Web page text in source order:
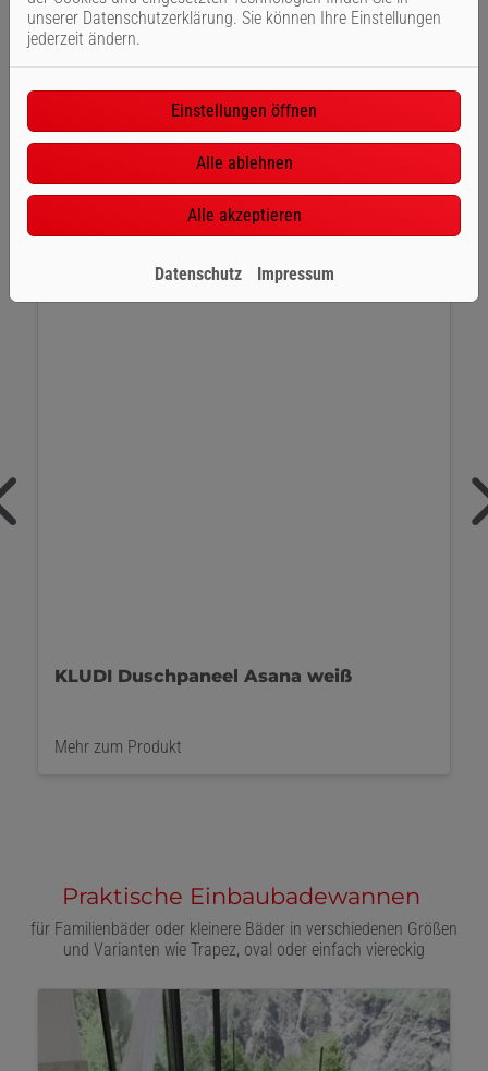
Täglicher Duschkomfort
Kopfbrausen, Regenbrausen, Duschpaneele, Brausegarnituren,
Wasserfallauslässe & Thermostate
KLUDI Duschpaneel Asana gold
Mehr zum Produkt
Praktische Einbaubadewannen
für Familienbäder oder kleinere Bäder in verschiedenen Größen
und Varianten wie Trapez, oval oder einfach viereckig
unserer Datenschutzerklärung. Sie können Ihre Einstellungen
jederzeit ändern.
Einstellungen öffnen
Alle ablehnen
Alle akzeptieren
Datenschutz Impressum